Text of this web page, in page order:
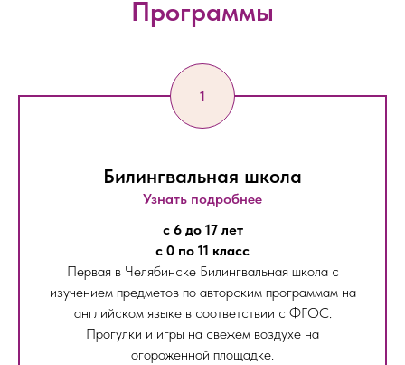
Программы
Билингвальная школа
Узнать подробнее
с 6 до 17 лет
с 0 по 11 класс
Первая в Челябинске Билингвальная школа с
изучением предметов по авторским программам на
английском языке в соответствии с ФГОС.
Прогулки и игры на свежем воздухе на
огороженной площадке.